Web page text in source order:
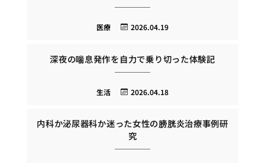
2026.04.19
医療
深夜の喘息発作を自力で乗り切った体験記
2026.04.18
生活
内科か泌尿器科か迷った女性の膀胱炎治療事例研
究